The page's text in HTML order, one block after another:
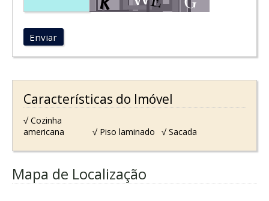
Enviar
Características do Imóvel
√ Cozinha
americana
√ Piso laminado √ Sacada
Mapa de Localização